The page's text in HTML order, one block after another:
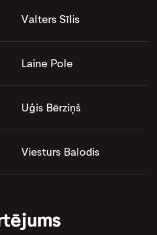
Valters Sīlis
Laine Pole
Uģis Bērziņš
Viesturs Balodis